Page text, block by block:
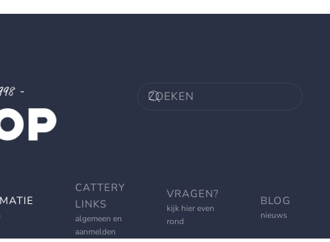
CATTERY
LINKS
algemeen en
aanmelden
VRAGEN?
kijk hier even
rond
BLOG
nieuws